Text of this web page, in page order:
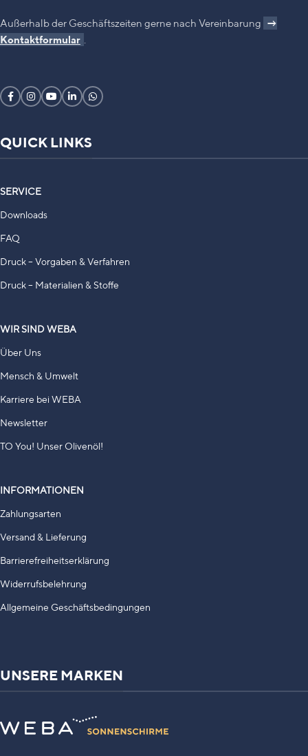
Außerhalb der Geschäftszeiten gerne nach Vereinbarung →
Kontaktformular
QUICK LINKS
SERVICE
Downloads
FAQ
Druck – Vorgaben & Verfahren
Druck – Materialien & Stoffe
WIR SIND WEBA
Über Uns
Mensch & Umwelt
Karriere bei WEBA
Newsletter
TO You! Unser Olivenöl!
INFORMATIONEN
Zahlungsarten
Versand & Lieferung
Barrierefreiheitserklärung
Widerrufsbelehrung
Allgemeine Geschäftsbedingungen
UNSERE MARKEN